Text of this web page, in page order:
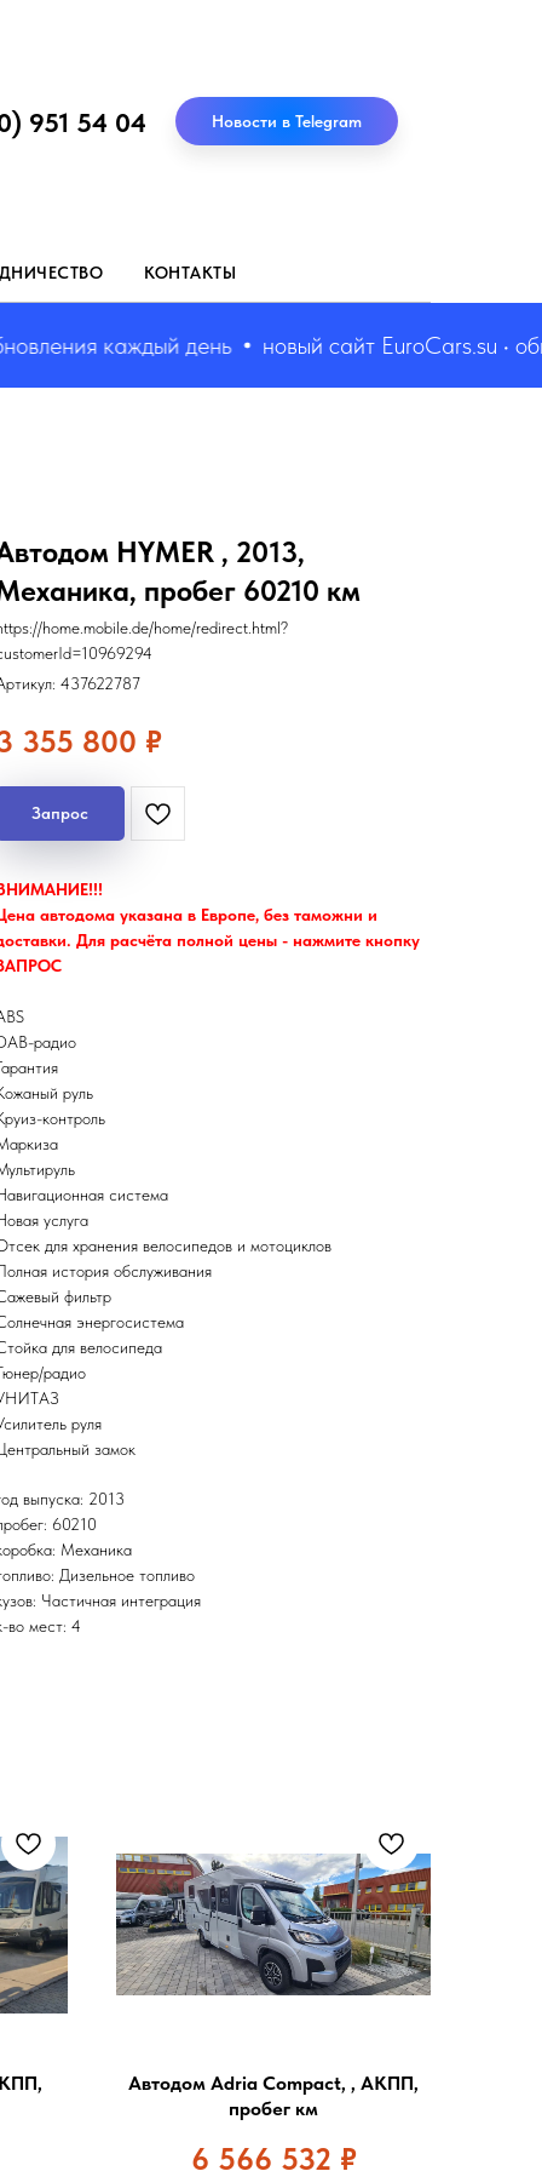
951 54 04 Новости в Telegram
КОНТАКТЫ
каждый день новый сайт EuroCars.su •
HYMER , 2013,
пробег 60210 км
home.mobile.de/home/redirect.html?
437622787
355 800 ₽
Запрос
автодома указана в Европе, без таможни и
Для расчёта полной цены - нажмите кнопку
радио
руль
контроль
система
услуга
для хранения велосипедов и мотоциклов
история обслуживания
фильтр
энергосистема
для велосипеда
радио
руля
замок
выпуска: 2013
60210
Механика
Дизельное топливо
Частичная интеграция
во мест: 4
Автодом Adria Compact, , АКПП,
пробег км
6 566 532 ₽